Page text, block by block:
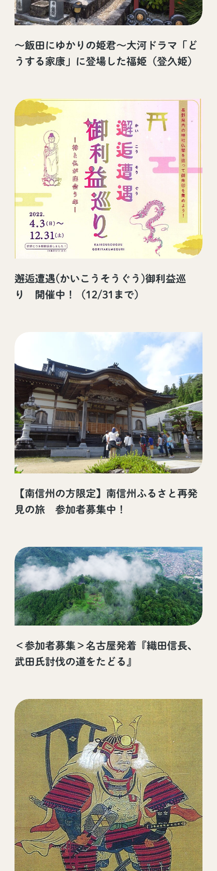
～飯田にゆかりの姫君～大河ドラマ「ど
うする家康」に登場した福姫（登久姫）
邂逅遭遇(かいこうそうぐう)御利益巡
り 開催中！（12/31まで）
【南信州の方限定】南信州ふるさと再発
見の旅 参加者募集中！
＜参加者募集＞名古屋発着『織田信長、
武田氏討伐の道をたどる』